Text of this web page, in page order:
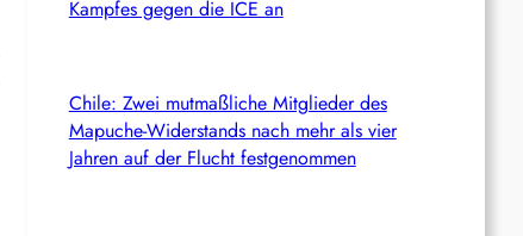
Kampfes gegen die ICE an
Chile: Zwei mutmaßliche Mitglieder des
Mapuche-Widerstands nach mehr als vier
Jahren auf der Flucht festgenommen